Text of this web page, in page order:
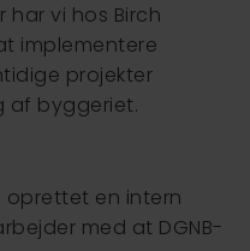
vi hos Birch
implementere
projekter
af byggeriet.
oprettet en intern
med at DGNB-